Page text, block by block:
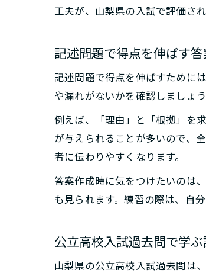
工夫が、山梨県の入試で評価さ
記述問題で得点を伸ばす
記述問題で得点を伸ばすために
や漏れがないかを確認しましょ
例えば、「理由」と「根拠」を
が与えられることが多いので、
者に伝わりやすくなります。
答案作成時に気をつけたいのは
も見られます。練習の際は、自
公立高校入試過去問で学
山梨県の公立高校入試過去問は